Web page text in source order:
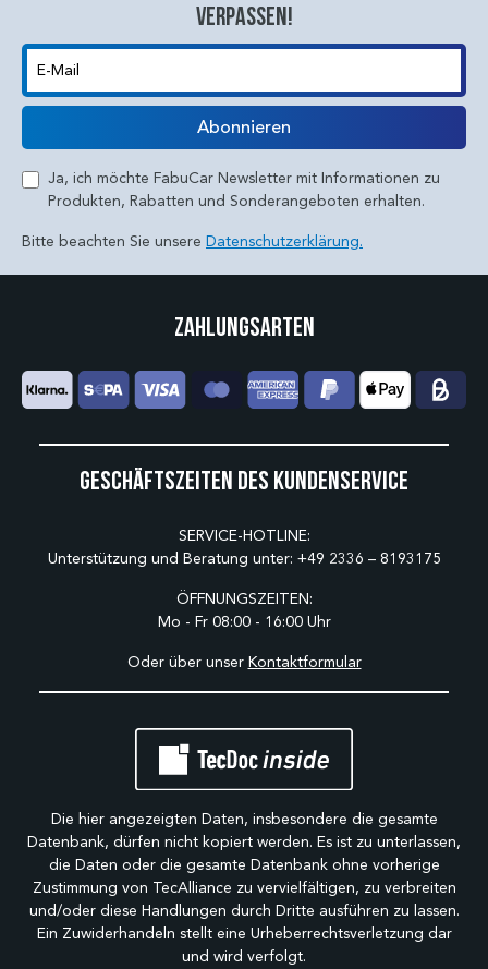
verpassen!
E-Mail
Abonnieren
Ja, ich möchte FabuCar Newsletter mit Informationen zu
Produkten, Rabatten und Sonderangeboten erhalten.
Bitte beachten Sie unsere Datenschutzerklärung.
Geschäftszeiten des Kundenservice
SERVICE-HOTLINE:
Unterstützung und Beratung unter: +49 2336 – 8193175
ÖFFNUNGSZEITEN:
Mo - Fr 08:00 - 16:00 Uhr
Oder über unser Kontaktformular
Zahlungsarten
Die hier angezeigten Daten, insbesondere die gesamte
Datenbank, dürfen nicht kopiert werden. Es ist zu unterlassen,
die Daten oder die gesamte Datenbank ohne vorherige
Zustimmung von TecAlliance zu vervielfältigen, zu verbreiten
und/oder diese Handlungen durch Dritte ausführen zu lassen.
Ein Zuwiderhandeln stellt eine Urheberrechtsverletzung dar
und wird verfolgt.